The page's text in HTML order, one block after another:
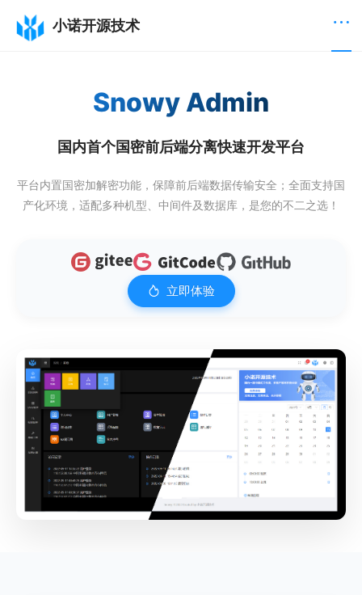
小诺开源技术
Snowy Admin
国内首个国密前后端分离快速开发平台
平台内置国密加解密功能，保障前后端数据传输安全；全面支持国
产化环境，适配多种机型、中间件及数据库，是您的不二之选！
立即体验